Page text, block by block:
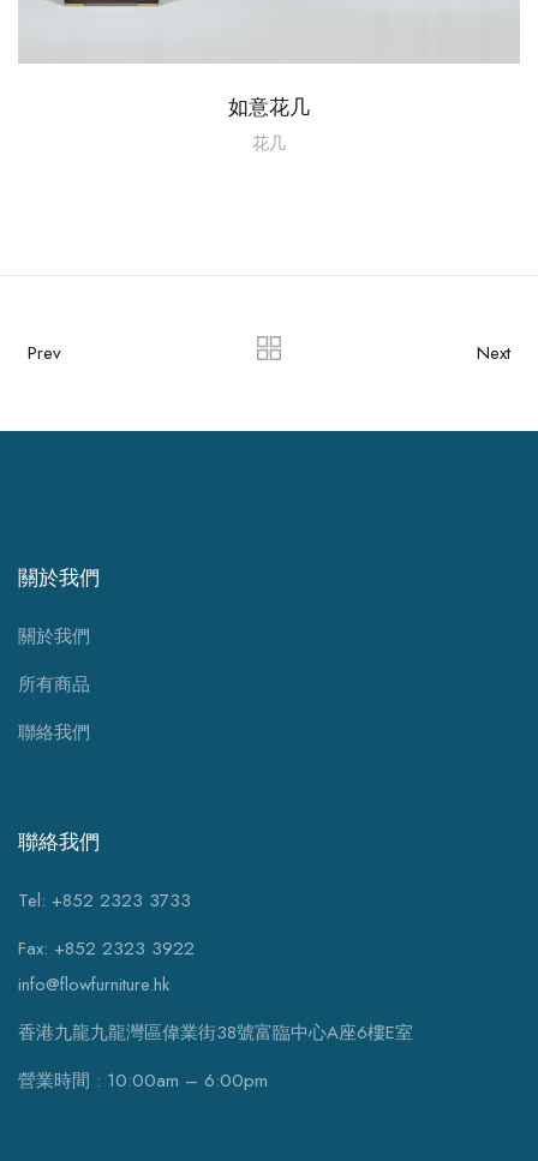
如意花几
花几
Prev Next
關於我們
關於我們
所有商品
聯絡我們
聯絡我們
Tel: +852 2323 3733
Fax: +852 2323 3922
info@flowfurniture.hk
香港九龍九龍灣區偉業街38號富臨中心A座6樓E室
營業時間 : 10:00am – 6:00pm